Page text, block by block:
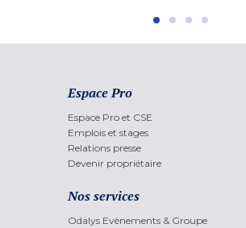
Espace Pro
Espace Pro et CSE
Emplois et stages
Relations presse
Devenir propriétaire
Nos services
Odalys Evènements & Groupe